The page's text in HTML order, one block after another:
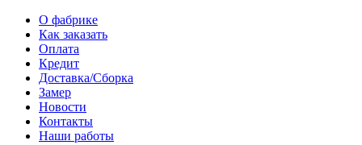
О фабрике
Как заказать
Оплата
Кредит
Доставка/Сборка
Замер
Новости
Контакты
Наши работы